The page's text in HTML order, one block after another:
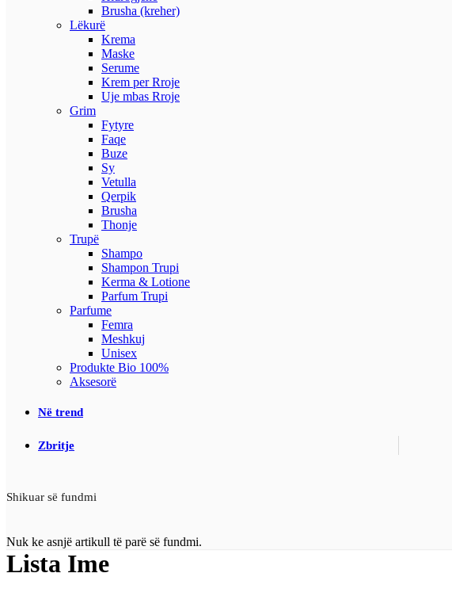
Brusha (kreher)
Lëkurë
Krema
Maske
Serume
Krem per Rroje
Uje mbas Rroje
Grim
Fytyre
Faqe
Buze
Sy
Vetulla
Qerpik
Brusha
Thonje
Trupë
Shampo
Shampon Trupi
Kerma & Lotione
Parfum Trupi
Parfume
Femra
Meshkuj
Unisex
Produkte Bio 100%
Aksesorë
Në trend
Zbritje
Shikuar së fundmi
Nuk ke asnjë artikull të parë së fundmi.
Lista Ime